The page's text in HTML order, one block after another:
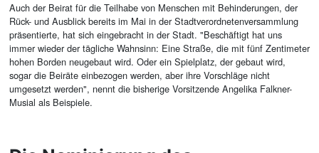
Auch der Beirat für die Teilhabe von Menschen mit Behinderungen, der
Rück- und Ausblick bereits im Mai in der Stadtverordnetenversammlung
präsentierte, hat sich eingebracht in der Stadt. "Beschäftigt hat uns
immer wieder der tägliche Wahnsinn: Eine Straße, die mit fünf Zentimeter
hohen Borden neugebaut wird. Oder ein Spielplatz, der gebaut wird,
sogar die Beiräte einbezogen werden, aber ihre Vorschläge nicht
umgesetzt werden", nennt die bisherige Vorsitzende Angelika Falkner-
Musial als Beispiele.